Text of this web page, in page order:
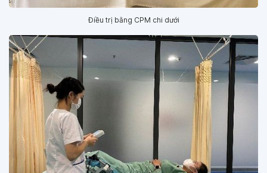
Điều trị bằng CPM chi dưới